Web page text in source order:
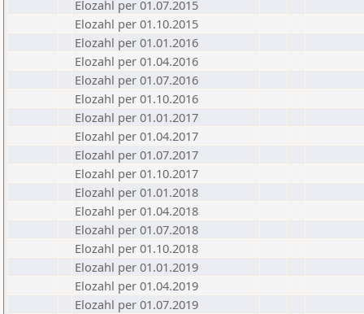
Elozahl per 01.07.2015
Elozahl per 01.10.2015
Elozahl per 01.01.2016
Elozahl per 01.04.2016
Elozahl per 01.07.2016
Elozahl per 01.10.2016
Elozahl per 01.01.2017
Elozahl per 01.04.2017
Elozahl per 01.07.2017
Elozahl per 01.10.2017
Elozahl per 01.01.2018
Elozahl per 01.04.2018
Elozahl per 01.07.2018
Elozahl per 01.10.2018
Elozahl per 01.01.2019
Elozahl per 01.04.2019
Elozahl per 01.07.2019